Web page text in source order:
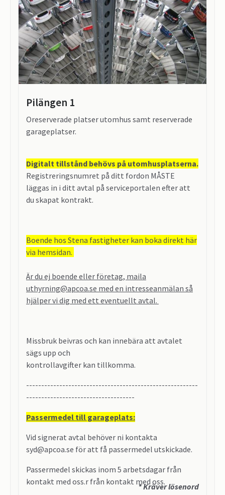
Pilängen 1
Oreserverade platser utomhus samt reserverade
garageplatser.
Digitalt tillstånd behövs på utomhusplatserna.
Registreringsnumret på ditt fordon MÅSTE
läggas in i ditt avtal på serviceportalen efter att
du skapat kontrakt.
Boende hos Stena fastigheter kan boka direkt här
via hemsidan.
Är du ej boende eller företag, maila
uthyrning@apcoa.se med en intresseanmälan så
hjälper vi dig med ett eventuellt avtal.
Missbruk beivras och kan innebära att avtalet
sägs upp och
kontrollavgifter kan tillkomma.
---------------------------------------------------------
------------------------------------
Passermedel till garageplats:
Vid signerat avtal behöver ni kontakta
syd@apcoa.se för att få passermedel utskickade.
Passermedel skickas inom 5 arbetsdagar från
kontakt med oss.r från kontakt med oss.
* Kräver lösenord